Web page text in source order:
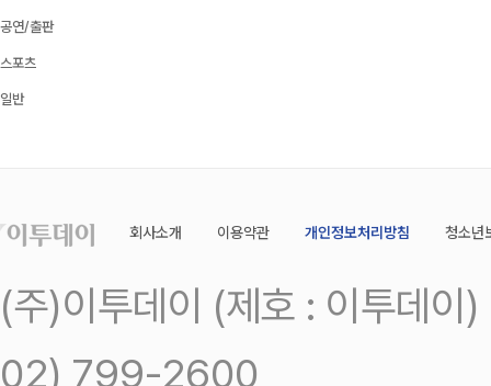
공연/출판
스포츠
일반
회사소개 이용약관 개인정보처리방침 청소년
(주)이투데이 (제호 : 이투데
02) 799-2600